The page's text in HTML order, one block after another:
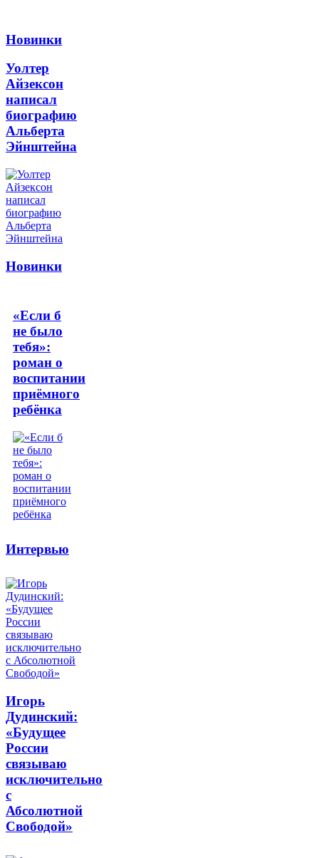
Новинки
Уолтер
Айзексон
написал
биографию
Альберта
Эйнштейна
Новинки
«Если б
не было
тебя»:
роман о
воспитании
приёмного
ребёнка
Интервью
Игорь
Дудинский:
«Будущее
России
связываю
исключительно
с
Абсолютной
Свободой»